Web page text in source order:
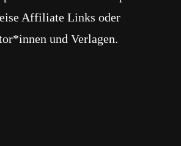
Affiliate Links oder
und Verlagen.